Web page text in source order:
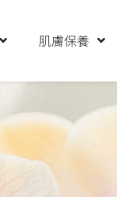
肌膚保養